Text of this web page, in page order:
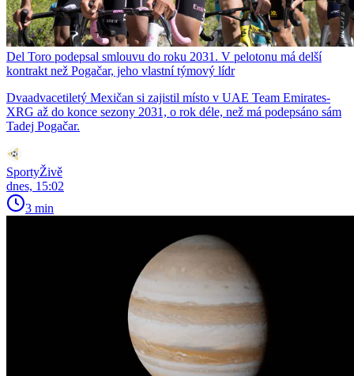
Del Toro podepsal smlouvu do roku 2031. V pelotonu má delší
kontrakt než Pogačar, jeho vlastní týmový lídr
Dvaadvacetiletý Mexičan si zajistil místo v UAE Team Emirates-
XRG až do konce sezony 2031, o rok déle, než má podepsáno sám
Tadej Pogačar.
SportyŽivě
dnes, 15:02
3 min